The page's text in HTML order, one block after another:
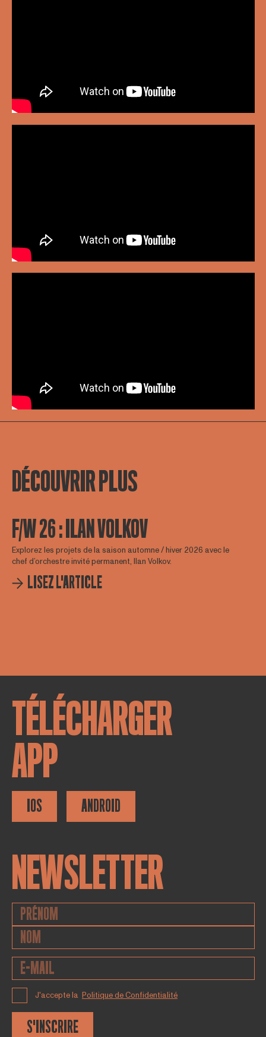
DÉCOUVRIR PLUS
F/W 26 : ILAN VOLKOV
Explorez les projets de la saison automne / hiver 2026 avec le
chef d’orchestre invité permanent, Ilan Volkov.
LISEZ L'ARTICLE
TÉLÉCHARGER
APP
IOS ANDROID
NEWSLETTER
J'accepte la Politique de Confidentialité
S'INSCRIRE